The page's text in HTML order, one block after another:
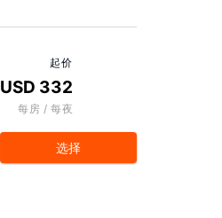
起价
USD 332
每房 / 每夜
选择